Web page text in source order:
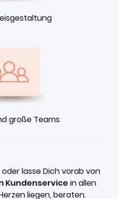
große Teams
lasse Dich vorab von
Kundenservice in allen
liegen, beraten.